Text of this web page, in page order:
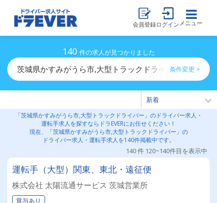
会員登録ログイン メニュー
140 件の求人が見つかりました
茨城県かすみがうら市,大型トラックドライバーのドライ
条件変更 >
「茨城県かすみがうら市,大型トラックドライバー」のドライバー求人・
運転手求人を探すならドラEVERにお任せください！
現在、「茨城県かすみがうら市,大型トラックドライバー」の
ドライバー求人・運転手求人を140件掲載中です。
140 件 120~140件目を表示中
運転手（大型）関東、東北・遠征便
株式会社 太陽流通サービス 茨城営業所
賞与あり